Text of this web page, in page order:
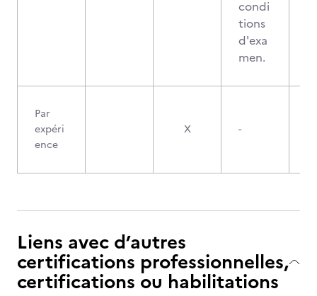
condi
tions
d'exa
men.
Par
expéri
ence
X -
Liens avec d’autres
certifications professionnelles,
certifications ou habilitations